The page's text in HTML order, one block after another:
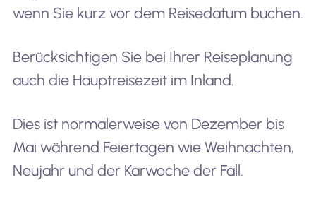
wenn Sie kurz vor dem Reisedatum buchen.
Berücksichtigen Sie bei Ihrer Reiseplanung
auch die Hauptreisezeit im Inland.
Dies ist normalerweise von Dezember bis
Mai während Feiertagen wie Weihnachten,
Neujahr und der Karwoche der Fall.